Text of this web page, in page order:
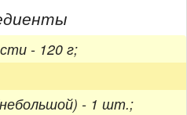
- 120 г;
- 1 шт.;